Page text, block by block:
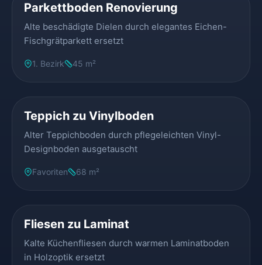
Parkettboden Renovierung
Alte beschädigte Dielen durch elegantes Eichen-
Fischgrätparkett ersetzt
1. Bezirk 45 m²
Teppich zu Vinylboden
Alter Teppichboden durch pflegeleichten Vinyl-
Designboden ausgetauscht
Favoriten 68 m²
Fliesen zu Laminat
Kalte Küchenfliesen durch warmen Laminatboden
in Holzoptik ersetzt